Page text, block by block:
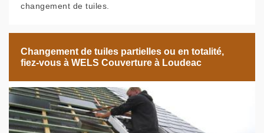
changement de tuiles.
Changement de tuiles partielles ou en totalité,
fiez-vous à WELS Couverture à Loudeac